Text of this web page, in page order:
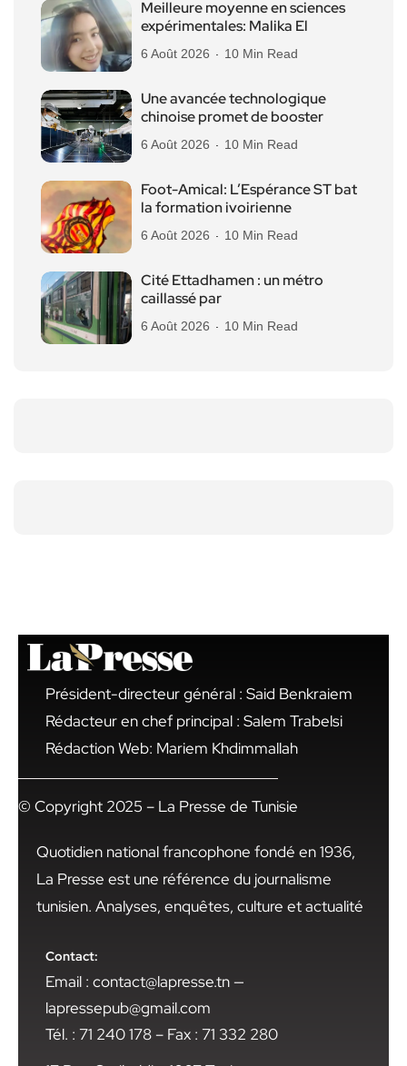
Meilleure moyenne en sciences
expérimentales: Malika El
6 Août 2026 10 Min Read
Une avancée technologique
chinoise promet de booster
6 Août 2026 10 Min Read
Foot-Amical: L’Espérance ST bat
la formation ivoirienne
6 Août 2026 10 Min Read
Cité Ettadhamen : un métro
caillassé par
6 Août 2026 10 Min Read
Président-directeur général : Said Benkraiem
Rédacteur en chef principal : Salem Trabelsi
Rédaction Web: Mariem Khdimmallah
© Copyright 2025 – La Presse de Tunisie
Quotidien national francophone fondé en 1936,
La Presse est une référence du journalisme
tunisien. Analyses, enquêtes, culture et actualité
Contact:
Email : contact@lapresse.tn —
lapressepub@gmail.com
Tél. : 71 240 178 – Fax : 71 332 280